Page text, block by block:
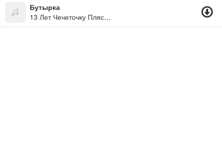
Бутырка
13 Лет Чечеточку Плясать, 13 Лет Мне Водки В Рот Не Брать, Ах Эти Серые Бетонные Полы, Холодные Глухие Как Менты